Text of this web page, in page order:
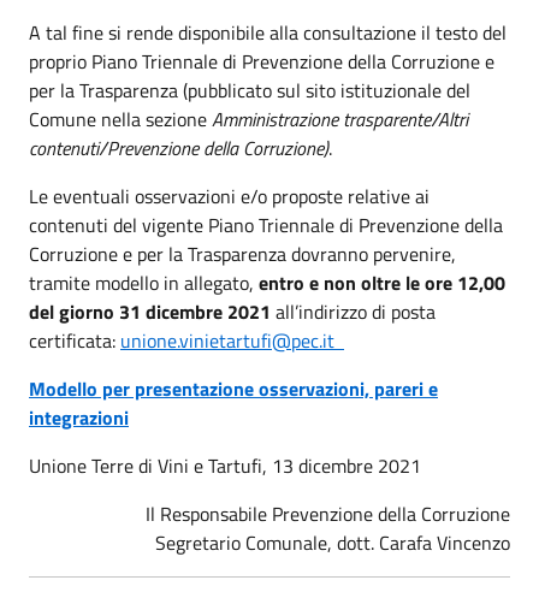
A tal fine si rende disponibile alla consultazione il testo del
proprio Piano Triennale di Prevenzione della Corruzione e
per la Trasparenza (pubblicato sul sito istituzionale del
Comune nella sezioneAmministrazione trasparente/Altri
contenuti/Prevenzione della Corruzione).
Le eventuali osservazioni e/o proposte relative ai
contenuti del vigente Piano Triennale di Prevenzione della
Corruzione e per la Trasparenza dovranno pervenire,
tramite modello in allegato, entro e non oltre le ore 12,00
del giorno 31 dicembre 2021 all’indirizzo di posta
certificata: unione.vinietartufi@pec.it
Modello per presentazione osservazioni, pareri e
integrazioni
Unione Terre di Vini e Tartufi, 13 dicembre 2021
Il Responsabile Prevenzione della Corruzione
Segretario Comunale, dott. Carafa Vincenzo